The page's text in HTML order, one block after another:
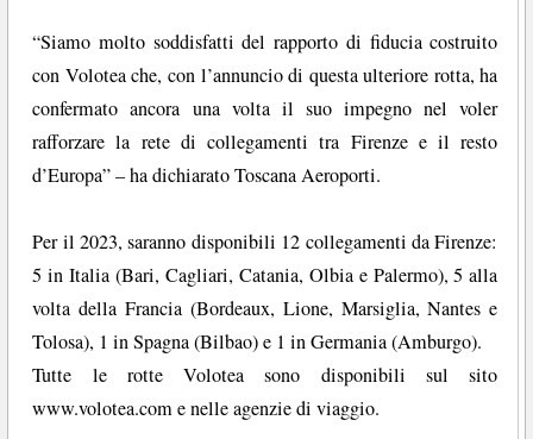
“Siamo molto soddisfatti del rapporto di fiducia costruito
con Volotea che, con l’annuncio di questa ulteriore rotta, ha
confermato ancora una volta il suo impegno nel voler
rafforzare la rete di collegamenti tra Firenze e il resto
d’Europa” – ha dichiarato Toscana Aeroporti.
Per il 2023, saranno disponibili 12 collegamenti da Firenze:
5 in Italia (Bari, Cagliari, Catania, Olbia e Palermo), 5 alla
volta della Francia (Bordeaux, Lione, Marsiglia, Nantes e
Tolosa), 1 in Spagna (Bilbao) e 1 in Germania (Amburgo).
Tutte le rotte Volotea sono disponibili sul sito
www.volotea.com e nelle agenzie di viaggio.